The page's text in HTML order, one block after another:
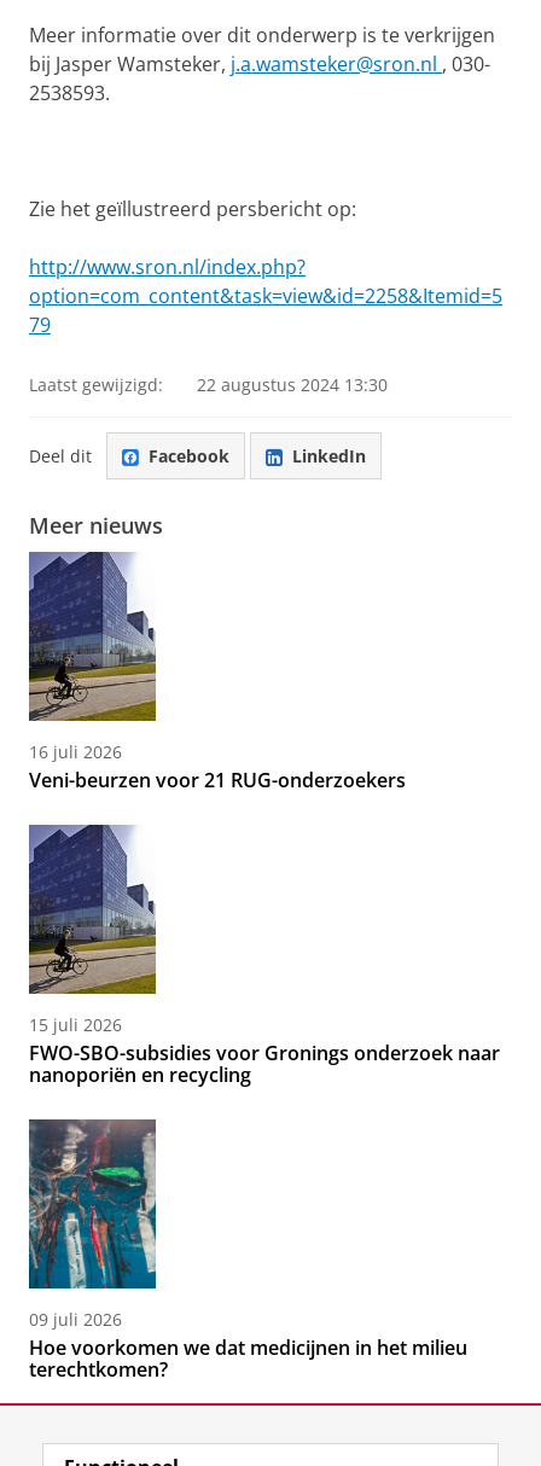
Meer informatie over dit onderwerp is te verkrijgen
bij Jasper Wamsteker, j.a.wamsteker@sron.nl , 030-
2538593.
Zie het geïllustreerd persbericht op:
http://www.sron.nl/index.php?
option=com_content&task=view&id=2258&Itemid=5
79
Laatst gewijzigd: 22 augustus 2024 13:30
Deel dit Facebook LinkedIn
Meer nieuws
16 juli 2026
Veni-beurzen voor 21 RUG-onderzoekers
15 juli 2026
FWO-SBO-subsidies voor Gronings onderzoek naar
nanoporiën en recycling
09 juli 2026
Hoe voorkomen we dat medicijnen in het milieu
terechtkomen?